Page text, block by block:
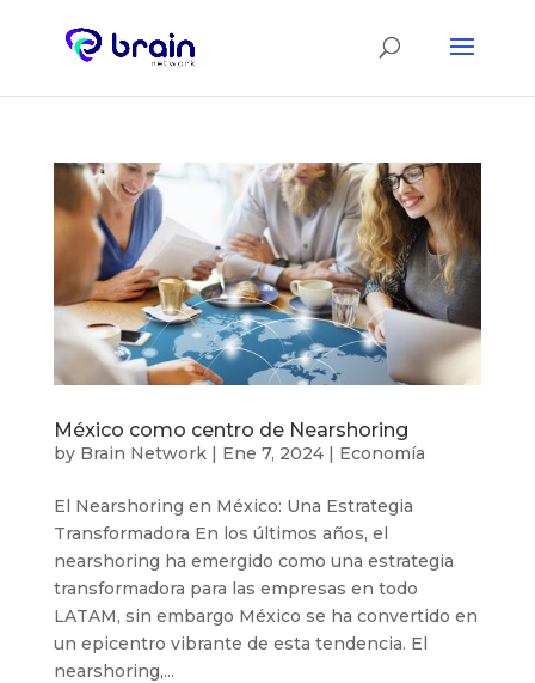
México como centro de Nearshoring
by Brain Network| Ene 7, 2024| Economía
El Nearshoring en México: Una Estrategia
Transformadora En los últimos años, el
nearshoring ha emergido como una estrategia
transformadora para las empresas en todo
LATAM, sin embargo México se ha convertido en
un epicentro vibrante de esta tendencia. El
nearshoring,...